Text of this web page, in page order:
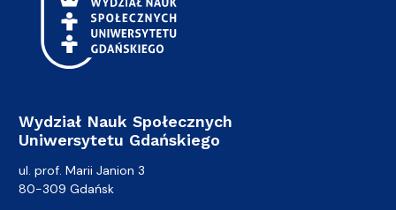
Wydział Nauk Społecznych
Uniwersytetu Gdańskiego
ul. prof. Marii Janion 3
80-309 Gdańsk